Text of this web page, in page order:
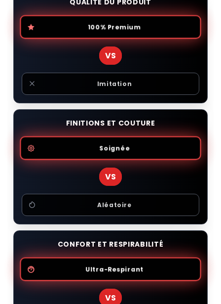
100% Premium
VS
Imitation
FINITIONS ET COUTURE
Soignée
VS
Aléatoire
CONFORT ET RESPIRABILITÉ
Ultra-Respirant
VS